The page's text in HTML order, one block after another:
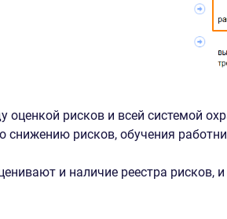
рисков и всей системой
снижению рисков, обучения
и наличие реестра